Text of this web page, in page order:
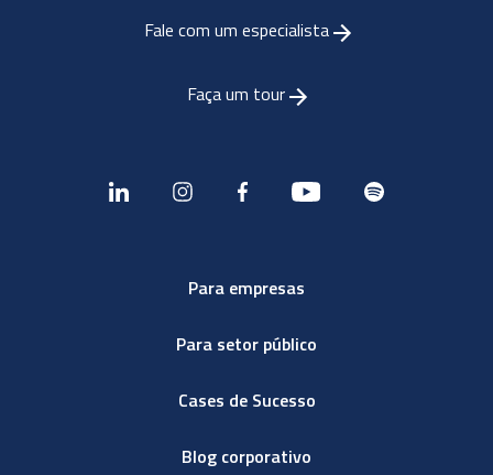
Fale com um especialista
Faça um tour
Para empresas
Para setor público
Cases de Sucesso
Blog corporativo